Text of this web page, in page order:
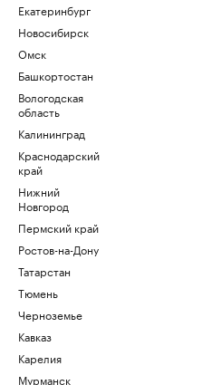
Екатеринбург
Новосибирск
Омск
Башкортостан
Вологодская
область
Калининград
Краснодарский
край
Нижний
Новгород
Пермский край
Ростов-на-Дону
Татарстан
Тюмень
Черноземье
Кавказ
Карелия
Мурманск